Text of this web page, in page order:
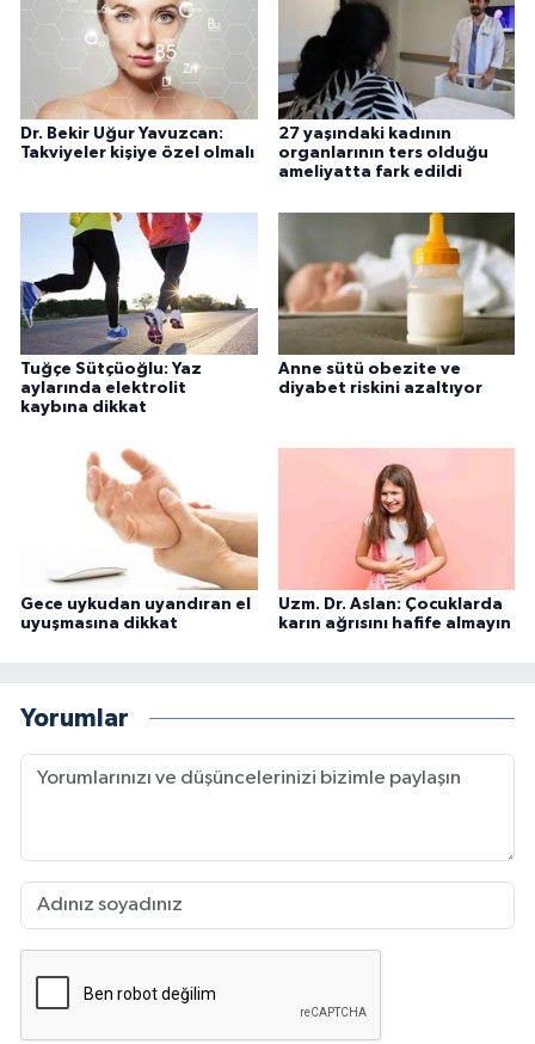
Dr. Bekir Uğur Yavuzcan:
Takviyeler kişiye özel olmalı
27 yaşındaki kadının
organlarının ters olduğu
ameliyatta fark edildi
Tuğçe Sütçüoğlu: Yaz
aylarında elektrolit
kaybına dikkat
Anne sütü obezite ve
diyabet riskini azaltıyor
Gece uykudan uyandıran el
uyuşmasına dikkat
Uzm. Dr. Aslan: Çocuklarda
karın ağrısını hafife almayın
Yorumlar